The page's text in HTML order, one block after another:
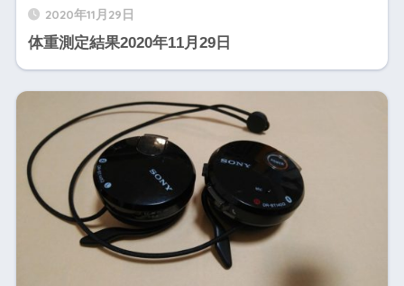
2020年11月29日
体重測定結果2020年11月29日